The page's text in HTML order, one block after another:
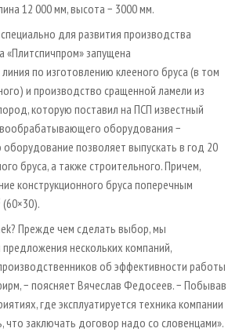
12 000 мм, высота − 3000 мм.
для развития производства
запущена
по изготовлению клееного бруса (в том
и производство сращенной ламели из
которую поставил на ПСП известный
оборудования −
оборудование позволяет выпускать в год 20
бруса, а также строительного. Причем,
конструкционного бруса поперечным
(60×30).
Прежде чем сделать выбор, мы
нескольких компаний,
об эффективности работы
− поясняет Вячеслав Федосеев. − Побывав
где эксплуатируется техника компании
что заключать договор надо со словенцами».